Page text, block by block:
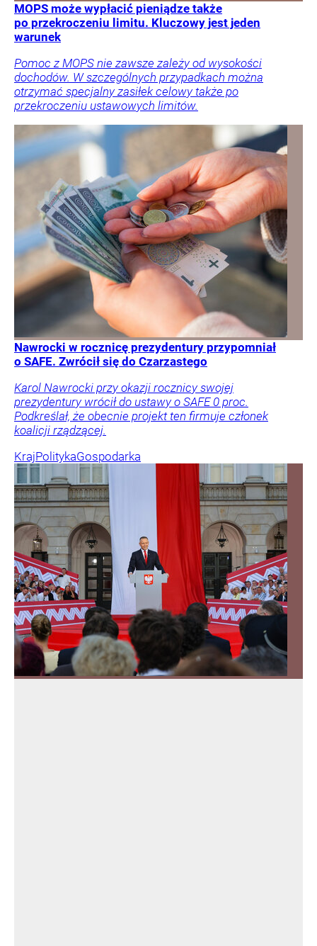
MOPS może wypłacić pieniądze także
po przekroczeniu limitu. Kluczowy jest jeden
warunek
Pomoc z MOPS nie zawsze zależy od wysokości
dochodów. W szczególnych przypadkach można
otrzymać specjalny zasiłek celowy także po
przekroczeniu ustawowych limitów.
Nawrocki w rocznicę prezydentury przypomniał
o SAFE. Zwrócił się do Czarzastego
Karol Nawrocki przy okazji rocznicy swojej
prezydentury wrócił do ustawy o SAFE 0 proc.
Podkreślał, że obecnie projekt ten firmuje członek
koalicji rządzącej.
KrajPolitykaGospodarka